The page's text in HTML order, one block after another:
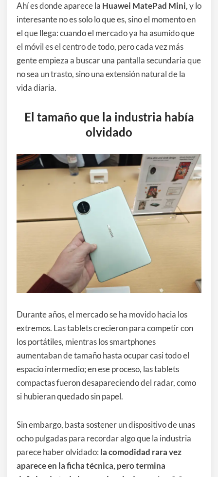
Ahí es donde aparece la Huawei MatePad Mini, y lo
interesante no es solo lo que es, sino el momento en
el que llega: cuando el mercado ya ha asumido que
el móvil es el centro de todo, pero cada vez más
gente empieza a buscar una pantalla secundaria que
no sea un trasto, sino una extensión natural de la
vida diaria.
El tamaño que la industria había
olvidado
Durante años, el mercado se ha movido hacia los
extremos. Las tablets crecieron para competir con
los portátiles, mientras los smartphones
aumentaban de tamaño hasta ocupar casi todo el
espacio intermedio; en ese proceso, las tablets
compactas fueron desapareciendo del radar, como
si hubieran quedado sin papel.
Sin embargo, basta sostener un dispositivo de unas
ocho pulgadas para recordar algo que la industria
parece haber olvidado: la comodidad rara vez
aparece en la ficha técnica, pero termina